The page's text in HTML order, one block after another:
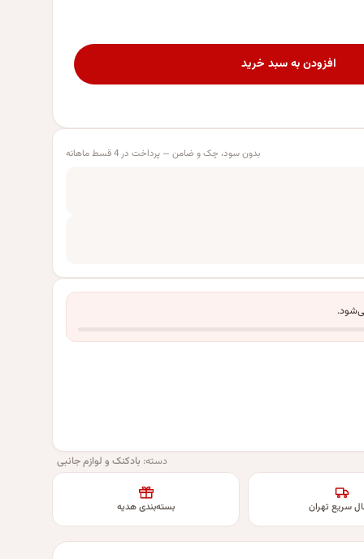
افزودن به سبد خرید
بدون سود، چک و ضامن — پرداخت در 4 قسط ماهانه
دسته: بادکنک و لوازم جانبی
سریع تهران بسته‌بندی هدیه